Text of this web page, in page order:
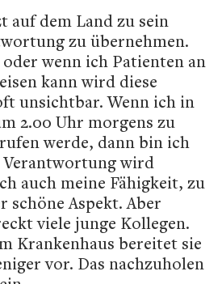
auf dem Land zu sein
zu übernehmen.
wenn ich Patienten an
kann wird diese
unsichtbar. Wenn ich in
2.00 Uhr morgens zu
werde, dann bin ich
wird
auch meine Fähigkeit, zu
schöne Aspekt. Aber
viele junge Kollegen.
Krankenhaus bereitet sie
vor. Das nachzuholen